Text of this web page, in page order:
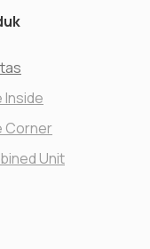
Inside
Corner
Unit